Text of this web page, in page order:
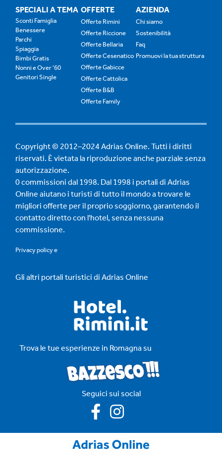
SPECIALI A TEMA
Sconti Famiglia
Benessere
Parchi
Spiaggia
Bimbi Gratis
Nonni e Over '60
Genitori Single
OFFERTE
Offerte Rimini
Offerte Riccione
Offerte Bellaria
Offerte Cesenatico
Offerte Gabicce
Offerte Cattolica
Offerte B&B
Offerte Family
AZIENDA
Chi siamo
Sostenibilità
Faq
Promuovi la tua struttura
Copyright © 2012–2024 Adrias Online. Tutti i diritti
riservati. È vietata la riproduzione anche parziale senza
autorizzazione.
0 commissioni dal 1998. Dal 1998 i portali di Adrias
Online aiutano i turisti di tutto il mondo a trovare le
migliori offerte per il proprio soggiorno, garantendo il
contatto diretto con l'hotel, senza nessuna
commissione.
Privacy policye
Gli altri portali turistici di Adrias Online
Trova le tue esperienze in Romagna su
Seguici sui social